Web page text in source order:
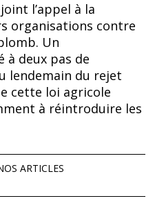
l’appel à la
organisations contre
Un
à deux pas de
lendemain du rejet
cette loi agricole
à réintroduire les
ARTICLES